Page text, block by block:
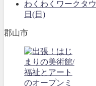
わくわくワークタ
日(日)
郡山市